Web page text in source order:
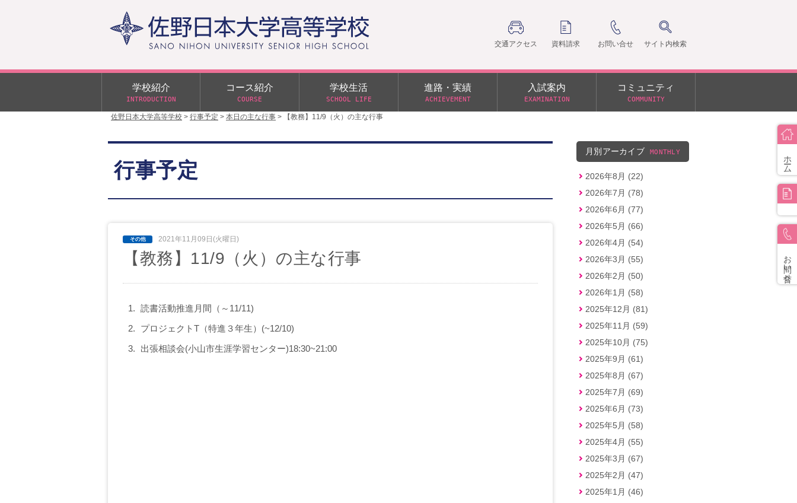
ホーム
お問い合せ
交通アクセス 資料請求 お問い合せ サイト内検索
佐野日本大学高等学校 > 行事予定 > 本日の主な行事 > 【教務】11/9（火）の主な行事
学校紹介
INTRODUCTION
学校案内
広報佐野日大
コース紹介
COURSE
αクラス 特別進学クラス（Tクラス）
ス）
N進学クラス（Nクラス）
学校生活
SCHOOL LIFE
スクールバス
学則（令和8年度～）
進路・実績
ACHIEVEMENT
日大DAY
入試案内
EXAMINATION
学校案内パンフレット
令和７年度 学力判定テスト
コミュニティ
COMMUNITY
サニチヒーローズ
行事予定
2021年11月09日(火曜日)
【教務】11/9（火）の主な行事
読書活動推進月間（～11/11)
プロジェクトT（特進３年生）(~12/10)
出張相談会(小山市生涯学習センター)18:30~21:00
月別アーカイブ MONTHLY
2026年8月 (22)
2026年7月 (78)
2026年6月 (77)
2026年5月 (66)
2026年4月 (54)
2026年3月 (55)
2026年2月 (50)
2026年1月 (58)
2025年12月 (81)
2025年11月 (59)
2025年10月 (75)
2025年9月 (61)
2025年8月 (67)
2025年7月 (69)
2025年6月 (73)
2025年5月 (58)
2025年4月 (55)
2025年3月 (67)
2025年2月 (47)
2025年1月 (46)